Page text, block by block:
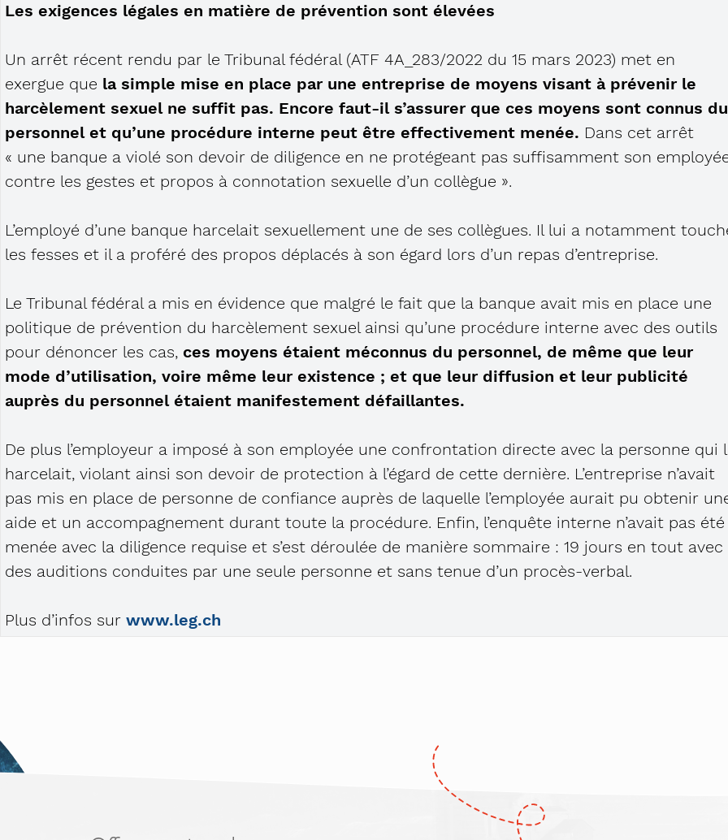
Les exigences légales en matière de prévention sont élevées
Un arrêt récent rendu par le Tribunal fédéral (ATF 4A_283/2022 du 15 mars 2023) met en
exergue que la simple mise en place par une entreprise de moyens visant à prévenir le
harcèlement sexuel ne suffit pas. Encore faut-il s’assurer que ces moyens sont connus du
personnel et qu’une procédure interne peut être effectivement menée. Dans cet arrêt
« une banque a violé son devoir de diligence en ne protégeant pas suffisamment son
contre les gestes et propos à connotation sexuelle d’un collègue ».
L’employé d’une banque harcelait sexuellement une de ses collègues. Il lui a notamment
les fesses et il a proféré des propos déplacés à son égard lors d’un repas d’entreprise.
Le Tribunal fédéral a mis en évidence que malgré le fait que la banque avait mis en place une
politique de prévention du harcèlement sexuel ainsi qu’une procédure interne avec des outils
pour dénoncer les cas, ces moyens étaient méconnus du personnel, de même que leur
mode d’utilisation, voire même leur existence ; et que leur diffusion et leur publicité
auprès du personnel étaient manifestement défaillantes.
De plus l’employeur a imposé à son employée une confrontation directe avec la personne qui
harcelait, violant ainsi son devoir de protection à l’égard de cette dernière. L’entreprise n’avait
pas mis en place de personne de confiance auprès de laquelle l’employée aurait pu obtenir
aide et un accompagnement durant toute la procédure. Enfin, l’enquête interne n’avait pas été
menée avec la diligence requise et s’est déroulée de manière sommaire : 19 jours en tout avec
des auditions conduites par une seule personne et sans tenue d’un procès-verbal.
Plus d’infos sur www.leg.ch